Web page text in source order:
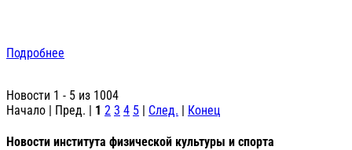
Подробнее
Новости 1 - 5 из 1004
Начало | Пред. | 1 2 3 4 5 | След. | Конец
Новости института физической культуры и спорта